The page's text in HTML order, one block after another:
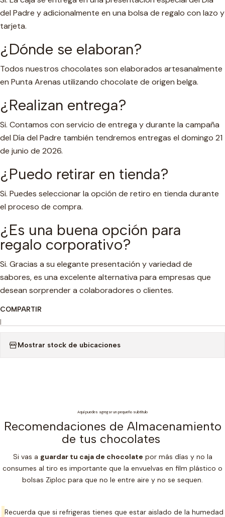
del Padre y adicionalmente en una bolsa de regalo con lazo y
tarjeta.
¿Dónde se elaboran?
Todos nuestros chocolates son elaborados artesanalmente
en Punta Arenas utilizando chocolate de origen belga.
¿Realizan entrega?
Si. Contamos con servicio de entrega y durante la campaña
del Día del Padre también tendremos entregas el domingo 21
de junio de 2026.
¿Puedo retirar en tienda?
Si. Puedes seleccionar la opción de retiro en tienda durante
el proceso de compra.
¿Es una buena opción para
regalo corporativo?
Si. Gracias a su elegante presentación y variedad de
sabores, es una excelente alternativa para empresas que
desean sorprender a colaboradores o clientes.
COMPARTIR
|
Mostrar stock de ubicaciones
Aquí puedes agregar un pequeño subtítulo
Recomendaciones de Almacenamiento
de tus chocolates
Si vas a guardar tu caja de chocolate por más días y no la
consumes al tiro es importante que la envuelvas en film plástico o
bolsas Ziploc para que no le entre aire y no se sequen.
Recuerda que si refrigeras tienes que estar aislado de la humedad